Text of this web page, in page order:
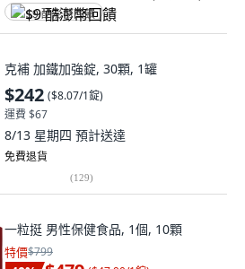
$9 酷澎幣回饋
克補 加鐵加強錠, 30顆, 1罐
$242 ($8.07/1錠)
運費 $67
8/13 星期四 預計送達
免費退貨
(129)
一粒挺 男性保健食品, 1個, 10顆
特價$799